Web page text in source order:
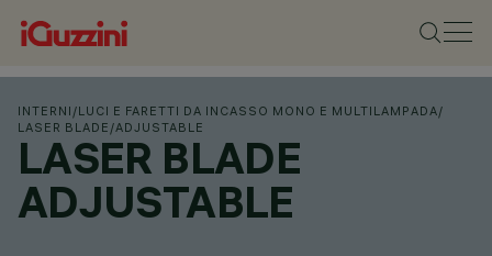
INTERNI /LUCI E FARETTI DA INCASSO MONO E MULTILAMPADA/
LASER BLADE /ADJUSTABLE
LASER BLADE
ADJUSTABLE